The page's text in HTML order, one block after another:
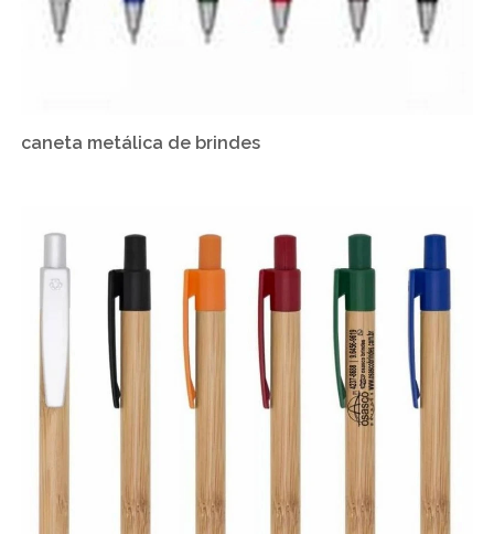
caneta metálica de brindes